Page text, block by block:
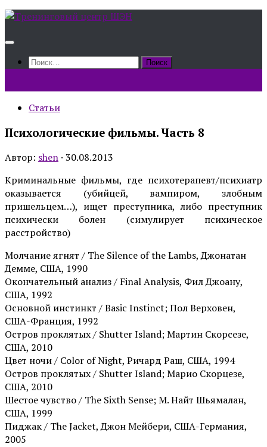
Skip
content
Найти:
Статьи
Психологические фильмы. Часть 8
Автор: shen · 30.08.2013
Криминальные фильмы, где психотерапевт/психиатр
оказывается (убийцей, вампиром, злобным
пришельцем…), ищет преступника, либо преступник
психически болен (симулирует психическое
расстройство)
Молчание ягнят / The Silence of the Lambs, Джонатан
Демме, США, 1990
Окончательный анализ / Final Analysis, Фил Джоану,
США, 1992
Основной инстинкт / Basic Instinct; Пол Верховен,
США-Франция, 1992
Остров проклятых / Shutter Island; Мартин Скорсезе,
США, 2010
Цвет ночи / Color of Night, Ричард Раш, США, 1994
Остров проклятых / Shutter Island; Марио Скорцезе,
США, 2010
Шестое чувство / The Sixth Sense; М. Найт Шьямалан,
США, 1999
Пиджак / The Jacket, Джон Мейбери, США-Германия,
2005